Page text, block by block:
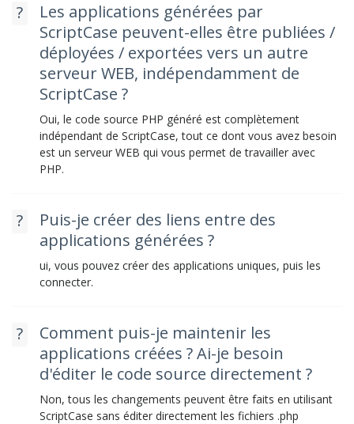
Les applications générées par
ScriptCase peuvent-elles être publiées /
déployées / exportées vers un autre
serveur WEB, indépendamment de
ScriptCase ?
Oui, le code source PHP généré est complètement
indépendant de ScriptCase, tout ce dont vous avez besoin
est un serveur WEB qui vous permet de travailler avec
PHP.
Puis-je créer des liens entre des
applications générées ?
ui, vous pouvez créer des applications uniques, puis les
connecter.
Comment puis-je maintenir les
applications créées ? Ai-je besoin
d'éditer le code source directement ?
Non, tous les changements peuvent être faits en utilisant
ScriptCase sans éditer directement les fichiers .php